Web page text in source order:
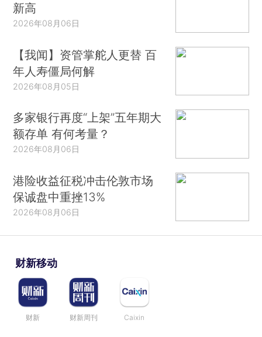
新高
2026年08月06日
【我闻】资管掌舵人更替 百
年人寿僵局何解
2026年08月05日
多家银行再度“上架”五年期大
额存单 有何考量？
2026年08月06日
港险收益征税冲击伦敦市场
保诚盘中重挫13%
2026年08月06日
财新移动
财新 财新周刊 Caixin